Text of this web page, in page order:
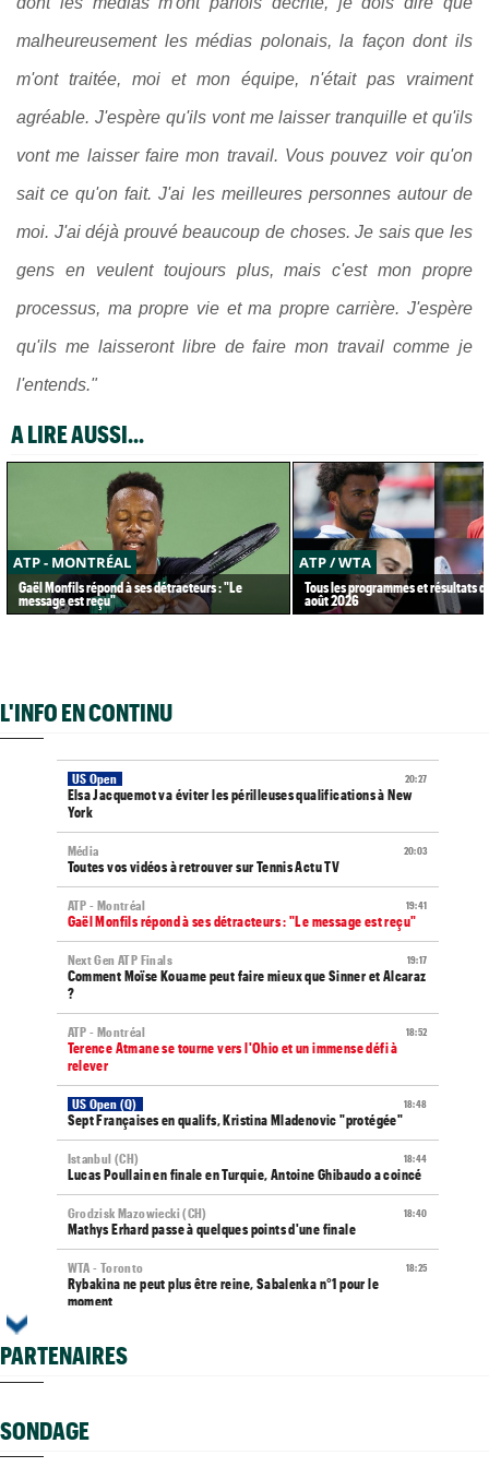
malheureusement les médias polonais, la façon dont ils
m'ont traitée, moi et mon équipe, n'était pas vraiment
agréable. J'espère qu'ils vont me laisser tranquille et qu'ils
vont me laisser faire mon travail. Vous pouvez voir qu'on
sait ce qu'on fait. J'ai les meilleures personnes autour de
moi. J'ai déjà prouvé beaucoup de choses. Je sais que les
gens en veulent toujours plus, mais c'est mon propre
processus, ma propre vie et ma propre carrière. J'espère
qu'ils me laisseront libre de faire mon travail comme je
l'entends."
A LIRE AUSSI...
ATP - MONTRÉAL
Gaël Monfils répond à ses détracteurs : "Le
message est reçu"
ATP / WTA
Tous les programmes et résultats
août 2026
L'INFO EN CONTINU
20:27
US Open
Elsa Jacquemot va éviter les périlleuses qualifications à New
York
20:03
Média
Toutes vos vidéos à retrouver sur Tennis Actu TV
19:41
ATP - Montréal
Gaël Monfils répond à ses détracteurs : "Le message est reçu"
19:17
Next Gen ATP Finals
Comment Moïse Kouame peut faire mieux que Sinner et Alcaraz
?
18:52
ATP - Montréal
Terence Atmane se tourne vers l'Ohio et un immense défi à
relever
18:48
US Open (Q)
Sept Françaises en qualifs, Kristina Mladenovic "protégée"
18:44
Istanbul (CH)
Lucas Poullain en finale en Turquie, Antoine Ghibaudo a coincé
18:40
Grodzisk Mazowiecki (CH)
Mathys Erhard passe à quelques points d'une finale
18:25
WTA - Toronto
Rybakina ne peut plus être reine, Sabalenka n°1 pour le
moment
Tous les programmes et résultats de ce samedi 8 août 2026
PARTENAIRES
SONDAGE